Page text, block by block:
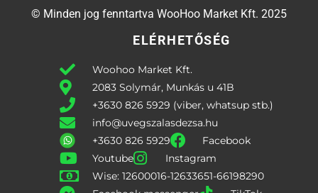
© Minden jog fenntartva WooHoo Market Kft. 2025
ELÉRHETŐSÉG
Woohoo Market Kft.
2083 Solymár, Munkás u 41B
+3630 826 5929 (viber, whatsup stb.)
info@uvegszalasdezsa.hu
+3630 826 5929
Facebook
Youtube
Instagram
Wise: 12600016-12633651-66198290